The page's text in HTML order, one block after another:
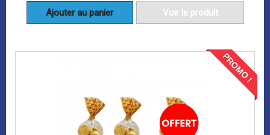
Ajouter au panier Voir le produit
PROMO !